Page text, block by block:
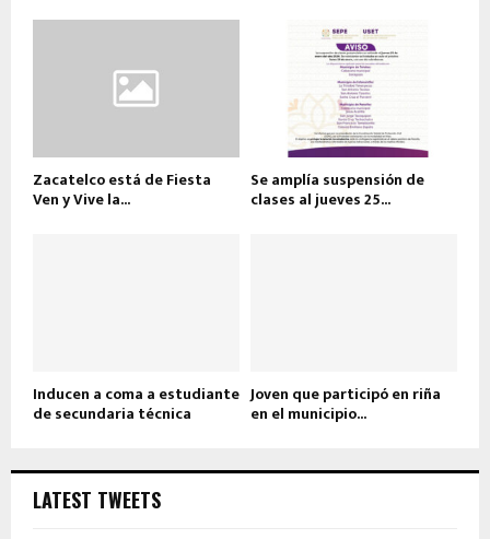
Zacatelco está de Fiesta
Ven y Vive la...
Se amplía suspensión de
clases al jueves 25...
Inducen a coma a estudiante
de secundaria técnica
Joven que participó en riña
en el municipio...
LATEST TWEETS